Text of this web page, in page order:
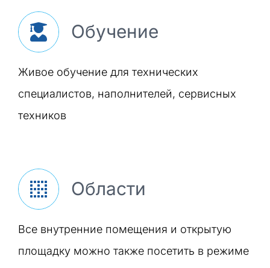
Обучение
Живое обучение для технических
специалистов, наполнителей, сервисных
техников
Области
Все внутренние помещения и открытую
площадку можно также посетить в режиме